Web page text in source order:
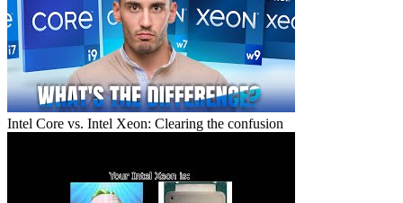
Intel Core vs. Intel Xeon: Clearing the confusion